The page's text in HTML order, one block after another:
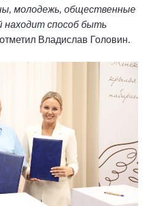
молодежь, общественные
находит способ быть
Владислав Головин.